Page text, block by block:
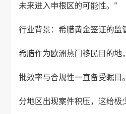
未来进入申根区的可能性。”
行业背景：希腊黄金签证的监
希腊作为欧洲热门移民目的地
批效率与合规性一直备受瞩目
分地区出现案件积压，这给极